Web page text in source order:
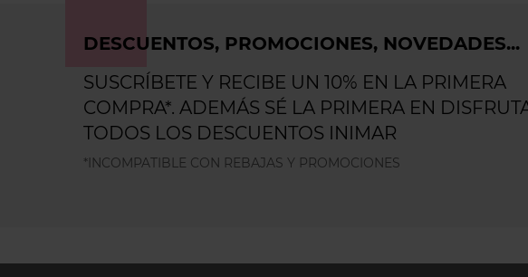
DESCUENTOS, PROMOCIONES, NOVEDADES...
SUSCRÍBETE Y RECIBE UN 10% EN LA PRIMERA
COMPRA*. ADEMÁS SÉ LA PRIMERA EN
TODOS LOS DESCUENTOS INIMAR
*INCOMPATIBLE CON REBAJAS Y PROMOCIONES